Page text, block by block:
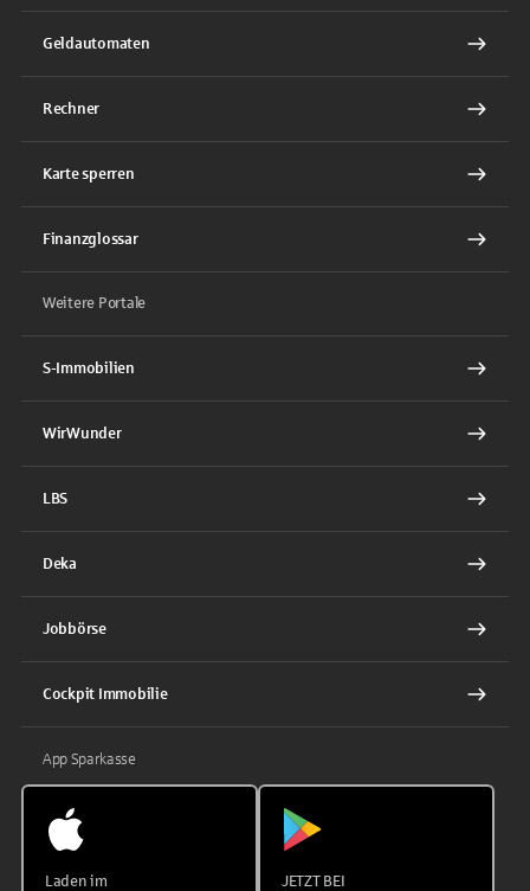
Geldautomaten
Rechner
Karte sperren
Finanzglossar
Weitere Portale
S-Immobilien
WirWunder
LBS
Deka
Jobbörse
Cockpit Immobilie
App Sparkasse
Laden im JETZT BEI